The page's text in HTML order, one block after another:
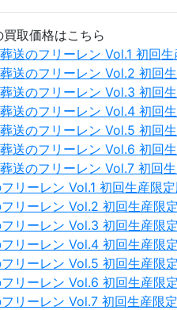
取価格はこちら
送のフリーレン Vol.1 初回生
送のフリーレン Vol.2 初回
送のフリーレン Vol.3 初回
送のフリーレン Vol.4 初回
送のフリーレン Vol.5 初回
送のフリーレン Vol.6 初回
送のフリーレン Vol.7 初回
リーレン Vol.1 初回生産限定
リーレン Vol.2 初回生産限
リーレン Vol.3 初回生産限
リーレン Vol.4 初回生産限
リーレン Vol.5 初回生産限
リーレン Vol.6 初回生産限
リーレン Vol.7 初回生産限